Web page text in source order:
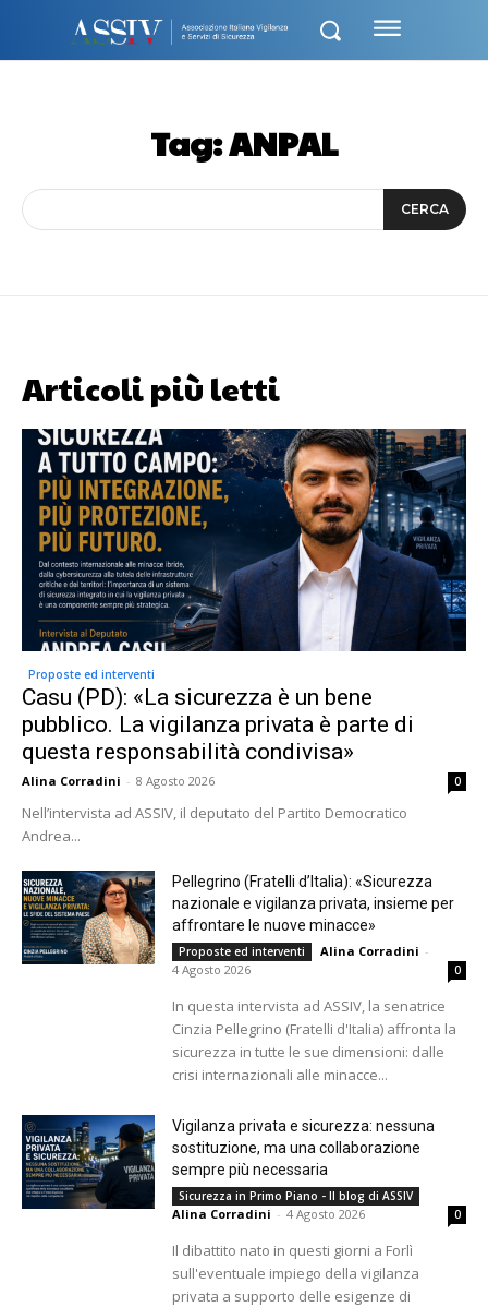
Tag:ANPAL
CERCA
Articoli più letti
Proposte ed interventi
Casu (PD): «La sicurezza è un bene
pubblico. La vigilanza privata è parte di
questa responsabilità condivisa»
Alina Corradini - 8 Agosto 2026 0
Nell’intervista ad ASSIV, il deputato del Partito Democratico
Andrea...
Pellegrino (Fratelli d’Italia): «Sicurezza
nazionale e vigilanza privata, insieme per
affrontare le nuove minacce»
Proposte ed interventi Alina Corradini -
4 Agosto 2026
0
In questa intervista ad ASSIV, la senatrice
Cinzia Pellegrino (Fratelli d'Italia) affronta la
sicurezza in tutte le sue dimensioni: dalle
crisi internazionali alle minacce...
Vigilanza privata e sicurezza: nessuna
sostituzione, ma una collaborazione
sempre più necessaria
Sicurezza in Primo Piano - Il blog di ASSIV
Alina Corradini - 4 Agosto 2026 0
Il dibattito nato in questi giorni a Forlì
sull'eventuale impiego della vigilanza
privata a supporto delle esigenze di